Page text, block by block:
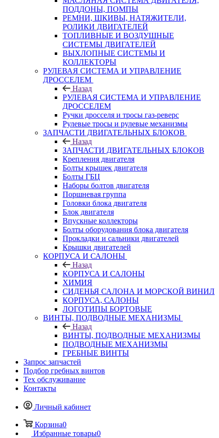
ПОДДОНЫ, ПОМПЫ
РЕМНИ, ШКИВЫ, НАТЯЖИТЕЛИ,
РОЛИКИ ДВИГАТЕЛЕЙ
ТОПЛИВНЫЕ И ВОЗДУШНЫЕ
СИСТЕМЫ ДВИГАТЕЛЕЙ
ВЫХЛОПНЫЕ СИСТЕМЫ И
КОЛЛЕКТОРЫ
РУЛЕВАЯ СИСТЕМА И УПРАВЛЕНИЕ
ДРОССЕЛЕМ
Назад
РУЛЕВАЯ СИСТЕМА И УПРАВЛЕНИЕ
ДРОССЕЛЕМ
Ручки дросселя и тросы газ-реверс
Рулевые тросы и рулевые механизмы
ЗАПЧАСТИ ДВИГАТЕЛЬНЫХ БЛОКОВ
Назад
ЗАПЧАСТИ ДВИГАТЕЛЬНЫХ БЛОКОВ
Крепления двигателя
Болты крышек двигателя
Болты ГБЦ
Наборы болтов двигателя
Поршневая группа
Головки блока двигателя
Блок двигателя
Впускные коллекторы
Болты оборудования блока двигателя
Прокладки и сальники двигателей
Крышки двигателей
КОРПУСА И САЛОНЫ
Назад
КОРПУСА И САЛОНЫ
ХИМИЯ
СИДЕНЬЯ САЛОНА И МОРСКОЙ ВИНИЛ
КОРПУСА, САЛОНЫ
ЛОГОТИПЫ БОРТОВЫЕ
ВИНТЫ, ПОДВОДНЫЕ МЕХАНИЗМЫ
Назад
ВИНТЫ, ПОДВОДНЫЕ МЕХАНИЗМЫ
ПОДВОДНЫЕ МЕХАНИЗМЫ
ГРЕБНЫЕ ВИНТЫ
Запрос запчастей
Подбор гребных винтов
Тех обслуживание
Контакты
Личный кабинет
Корзина0
Избранные товары0